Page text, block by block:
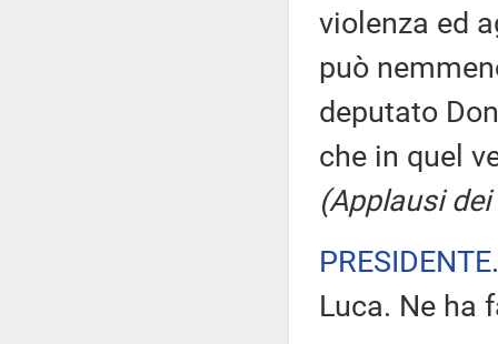
violenza ed
può
deputato
che in quel
(Applausi
PRESIDENTE
Luca. Ne ha